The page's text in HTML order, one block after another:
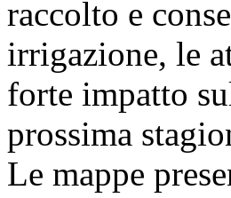
raccolto e
irrigazione, le
forte impatto
prossima
Le mappe